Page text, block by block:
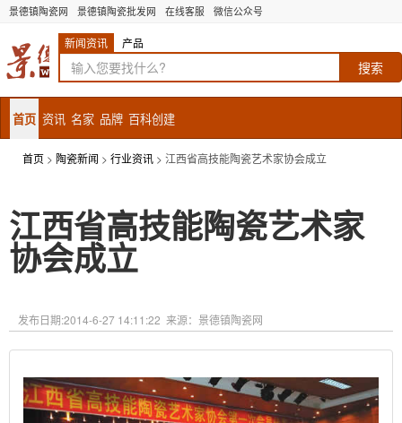
景德镇陶瓷网 景德镇陶瓷批发网 在线客服 微信公众号
新闻资讯 产品
首页 资讯 名家 品牌 百科创建
首页 > 陶瓷新闻 > 行业资讯 > 江西省高技能陶瓷艺术家协会成立
江西省高技能陶瓷艺术家
协会成立
发布日期:2014-6-27 14:11:22 来源：景德镇陶瓷网